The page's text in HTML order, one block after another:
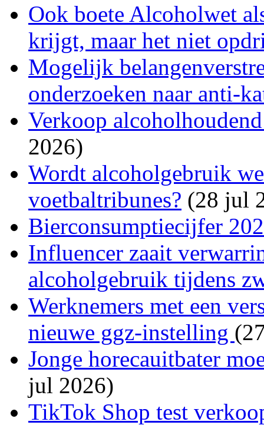
Ook boete Alcoholwet
krijgt, maar het niet
Mogelijk
onderzoeken naar anti-
Verkoop
2026)
Wordt alcoholgebruik
voetbaltribunes? (28 jul
Bierconsumptiecijfer
Influencer zaait
alcoholgebruik tijdens
Werknemers met een
nieuwe ggz-instelling
Jonge horecauitbater
jul 2026)
TikTok Shop test